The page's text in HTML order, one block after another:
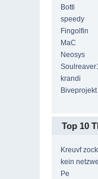
Botti
speedy
Fingolfin
MaC
Neosys
krandi
Biveprojekt
Top 10
Kreuvf
kein
Pe